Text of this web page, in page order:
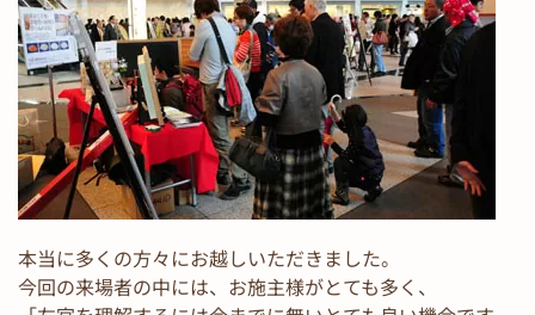
本当に多くの方々にお越しいただきました。
今回の来場者の中には、お施主様がとても多く、